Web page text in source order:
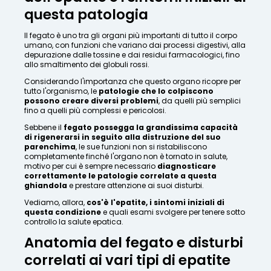
questa patologia
Il fegato è uno tra gli organi più importanti di tutto il corpo
umano, con funzioni che variano dai processi digestivi, alla
depurazione dalle tossine e dai residui farmacologici, fino
allo smaltimento dei globuli rossi.
Considerando l'importanza che questo organo ricopre per
tutto l'organismo, le patologie che lo colpiscono
possono creare diversi problemi, da quelli più semplici
fino a quelli più complessi e pericolosi.
Sebbene il fegato possegga la grandissima capacità
di rigenerarsi in seguito alla distruzione del suo
parenchima, le sue funzioni non si ristabiliscono
completamente finché l'organo non è tornato in salute,
motivo per cui è sempre necessario diagnosticare
correttamente le patologie correlate a questa
ghiandolae prestare attenzione ai suoi disturbi.
Vediamo, allora, cos'è l'epatite, i sintomi iniziali di
questa condizionee quali esami svolgere per tenere sotto
controllo la salute epatica.
Anatomia del fegato e disturbi
correlati ai vari tipi di epatite